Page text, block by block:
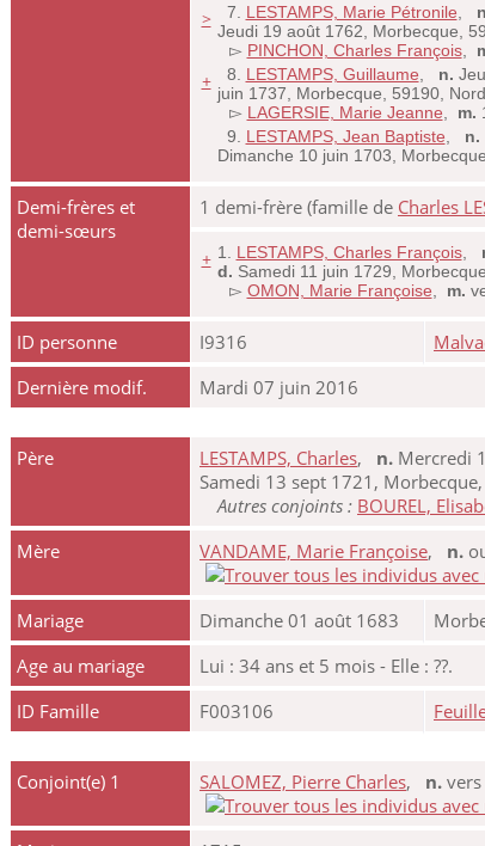
> 7. LESTAMPS, Marie Pétronile,
Jeudi 19 août 1762, Morbecque,
▻ PINCHON, Charles François,
+ 8. LESTAMPS, Guillaume, n.
juin 1737, Morbecque, 59190,
▻ LAGERSIE, Marie Jeanne, m.
9. LESTAMPS, Jean Baptiste, n.
Dimanche 10 juin 1703,
Demi-frères et
demi-sœurs
1 demi-frère (famille de Charles
+ 1. LESTAMPS, Charles François,
d. Samedi 11 juin 1729,
▻ OMON, Marie Françoise, m.
ID personne I9316
Dernière modif.
Mardi 07 juin 2016
Père LESTAMPS, Charles, n. Mercredi
Samedi 13 sept 1721,
Autres conjoints : BOUREL,
Mère
VANDAME, Marie Françoise, n.
Mariage Dimanche 01 août 1683
Age au mariage
Lui : 34 ans et 5 mois - Elle : ??.
ID Famille
F003106
Conjoint(e) 1 SALOMEZ, Pierre Charles, n.